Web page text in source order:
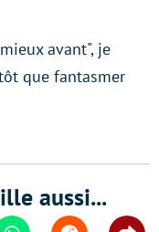
avant", je
que fantasmer
aussi...